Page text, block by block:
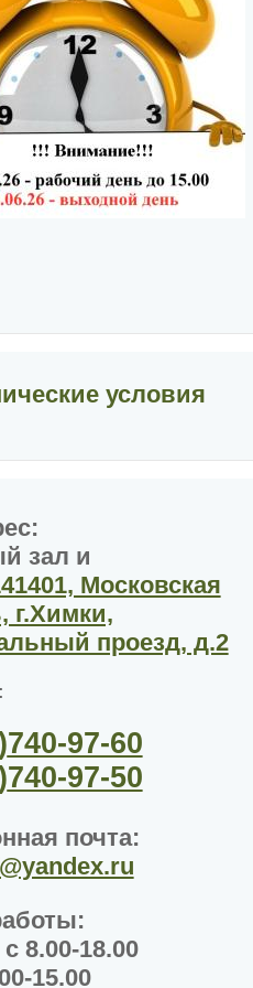
условия
зал и
Московская
г.Химки,
проезд, д.2
740-97-60
740-97-50
почта:
:
8.00-18.00
15.00